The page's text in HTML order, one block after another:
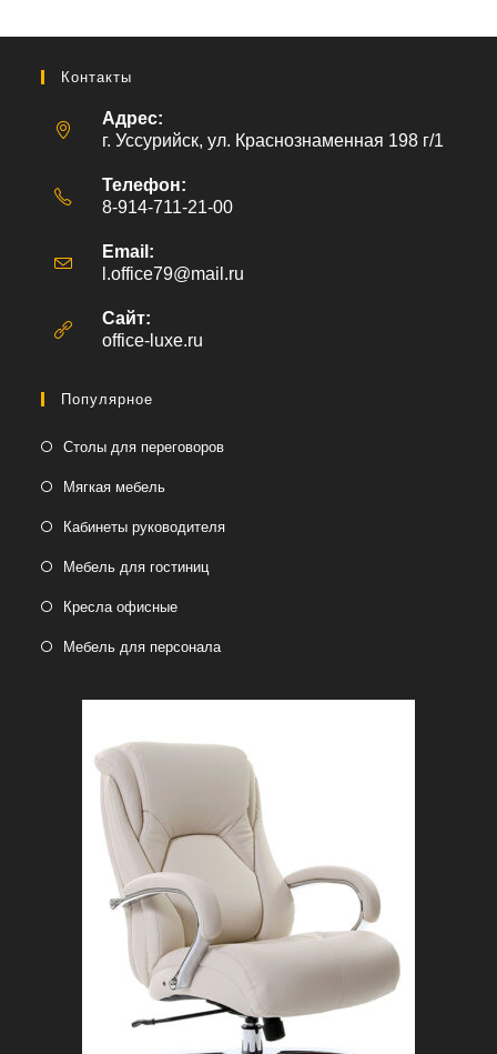
Контакты
Адрес:
г. Уссурийск, ул. Краснознаменная 198 г/1
Телефон:
8-914-711-21-00
Email:
l.office79@mail.ru
Сайт:
office-luxe.ru
Популярное
Столы для переговоров
Мягкая мебель
Кабинеты руководителя
Мебель для гостиниц
Кресла офисные
Мебель для персонала